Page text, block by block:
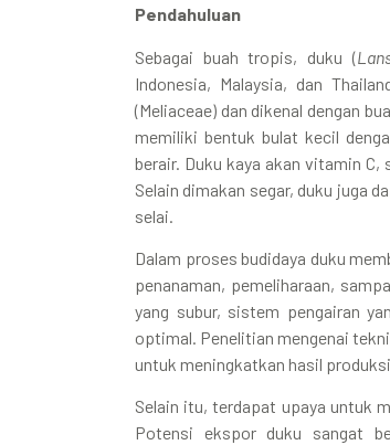
Pendahuluan
Sebagai buah tropis, duku (
Indonesia, Malaysia, dan
(Meliaceae) dan dikenal dengan
memiliki bentuk bulat kecil
berair. Duku kaya akan vitamin C,
Selain dimakan segar, duku juga
selai.
Dalam proses budidaya duku
penanaman, pemeliharaan,
yang subur, sistem pengairan
optimal. Penelitian mengenai
untuk meningkatkan hasil
Selain itu, terdapat upaya untuk
Potensi ekspor duku sangat